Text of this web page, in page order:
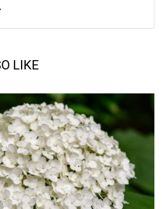
LIKE